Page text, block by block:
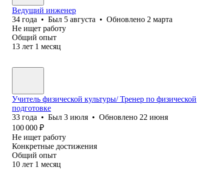
Ведущий инженер
34 года • Был 5 августа • Обновлено 2 марта
Не ищет работу
Общий опыт
13 лет 1 месяц
Учитель физической культуры/ Тренер по физической
подготовке
33 года • Был 3 июля • Обновлено 22 июня
100 000 ₽
Не ищет работу
Конкретные достижения
Общий опыт
10 лет 1 месяц